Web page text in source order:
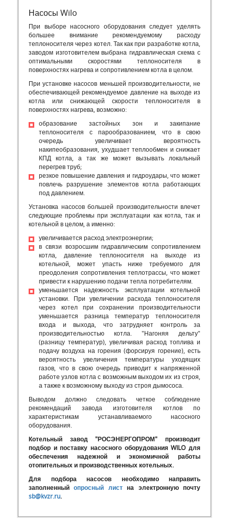
Насосы Wilo
При выборе насосного оборудования следует уделять
большее внимание рекомендуемому расходу
теплоносителя через котел. Так как при разработке котла,
заводом изготовителем выбрана гидравлическая схема с
оптимальными скоростями теплоносителя в
поверхностях нагрева и сопротивлением котла в целом.
При установке насосов меньшей производительности, не
обеспечивающей рекомендуемое давление на выходе из
котла или снижающей скорости теплоносителя в
поверхностях нагрева, возможно:
образование застойных зон и закипание
теплоносителя с парообразованием, что в свою
очередь увеличивает вероятность
накипеобразования, ухудшает теплообмен и снижает
КПД котла, а так же может вызывать локальный
перегрев труб;
резкое повышение давления и гидроудары, что может
повлечь разрушение элементов котла работающих
под давлением.
Установка насосов большей производительности влечет
следующие проблемы при эксплуатации как котла, так и
котельной в целом, а именно:
увеличивается расход электроэнергии;
в связи возросшим гидравлическим сопротивлением
котла, давление теплоносителя на выходе из
котельной, может упасть ниже требуемого для
преодоления сопротивления теплотрассы, что может
привести к нарушению подачи тепла потребителям.
уменьшается надежность эксплуатации котельной
установки. При увеличении расхода теплоносителя
через котел при сохранении производительности
уменьшается разница температур теплоносителя
входа и выхода, что затрудняет контроль за
производительностью котла. "Нагоняя дельту"
(разницу температур), увеличивая расход топлива и
подачу воздуха на горения (форсируя горение), есть
вероятность увеличения температуры уходящих
газов, что в свою очередь приводит к напряженной
работе узлов котла с возможным выходом их из строя,
а также к возможному выходу из строя дымососа.
Выводом должно следовать четкое соблюдение
рекомендаций завода изготовителя котлов по
характеристикам устанавливаемого насосного
оборудования.
Котельный завод "РОСЭНЕРГОПРОМ" производит
подбор и поставку насосного оборудования WILO для
обеспечения надежной и экономичной работы
отопительных и производственных котельных.
Для подбора насосов необходимо направить
заполненныйопросный листна электронную почту
sb@kvzr.ru.